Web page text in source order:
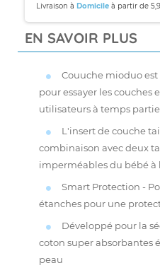
Livraison à Domicileà partir de
EN SAVOIR PLUS
Couuche mioduo
pour essayer les couches
utilisateurs à temps
L'insert decouche
combinaison avec deux
imperméables du bébé
Smart Protection -
étanches pour une
Développé pour la
coton super
peau